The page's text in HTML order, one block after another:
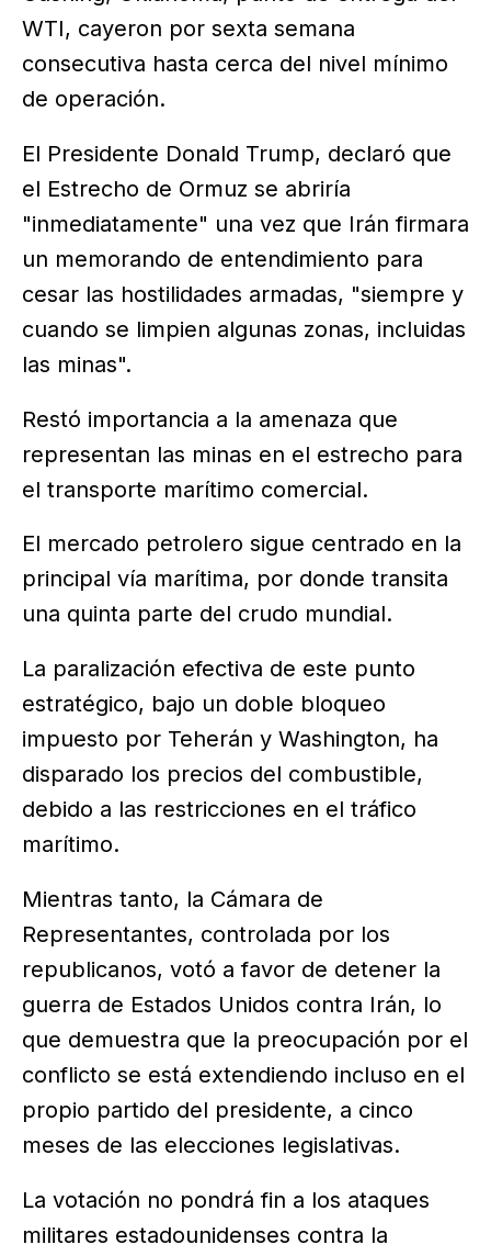
WTI, cayeron por sexta semana
consecutiva hasta cerca del nivel mínimo
de operación.
El Presidente Donald Trump, declaró que
el Estrecho de Ormuz se abriría
"inmediatamente" una vez que Irán firmara
un memorando de entendimiento para
cesar las hostilidades armadas, "siempre y
cuando se limpien algunas zonas, incluidas
las minas".
Restó importancia a la amenaza que
representan las minas en el estrecho para
el transporte marítimo comercial.
El mercado petrolero sigue centrado en la
principal vía marítima, por donde transita
una quinta parte del crudo mundial.
La paralización efectiva de este punto
estratégico, bajo un doble bloqueo
impuesto por Teherán y Washington, ha
disparado los precios del combustible,
debido a las restricciones en el tráfico
marítimo.
Mientras tanto, la Cámara de
Representantes, controlada por los
republicanos, votó a favor de detener la
guerra de Estados Unidos contra Irán, lo
que demuestra que la preocupación por el
conflicto se está extendiendo incluso en el
propio partido del presidente, a cinco
meses de las elecciones legislativas.
La votación no pondrá fin a los ataques
militares estadounidenses contra la